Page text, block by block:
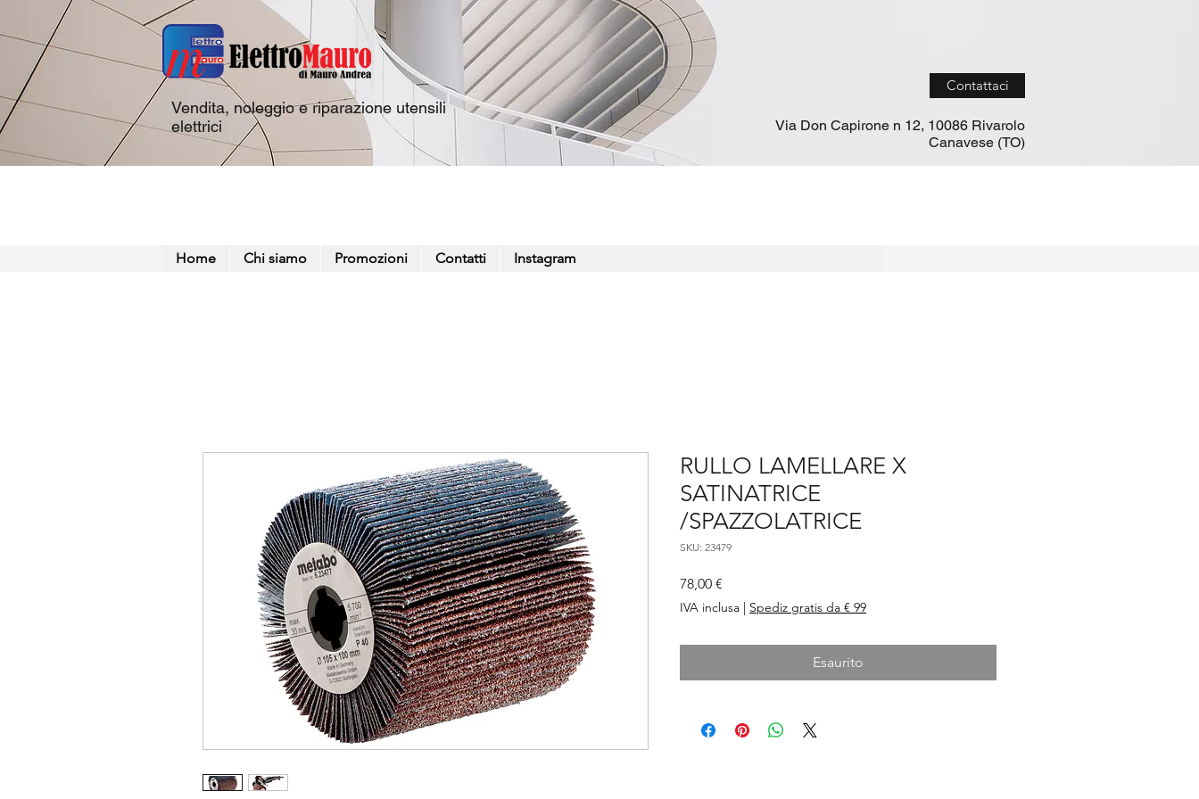
Vendita, noleggio e riparazione utensili
elettrici
Contattaci
Via Don Capirone n 12, 10086 Rivarolo
Canavese (TO)
Home Chi siamo Promozioni Contatti Instagram
RULLO LAMELLARE X
SATINATRICE
/SPAZZOLATRICE
SKU: 23479
78,00 €
IVA inclusa | Spediz gratis da € 99
Esaurito